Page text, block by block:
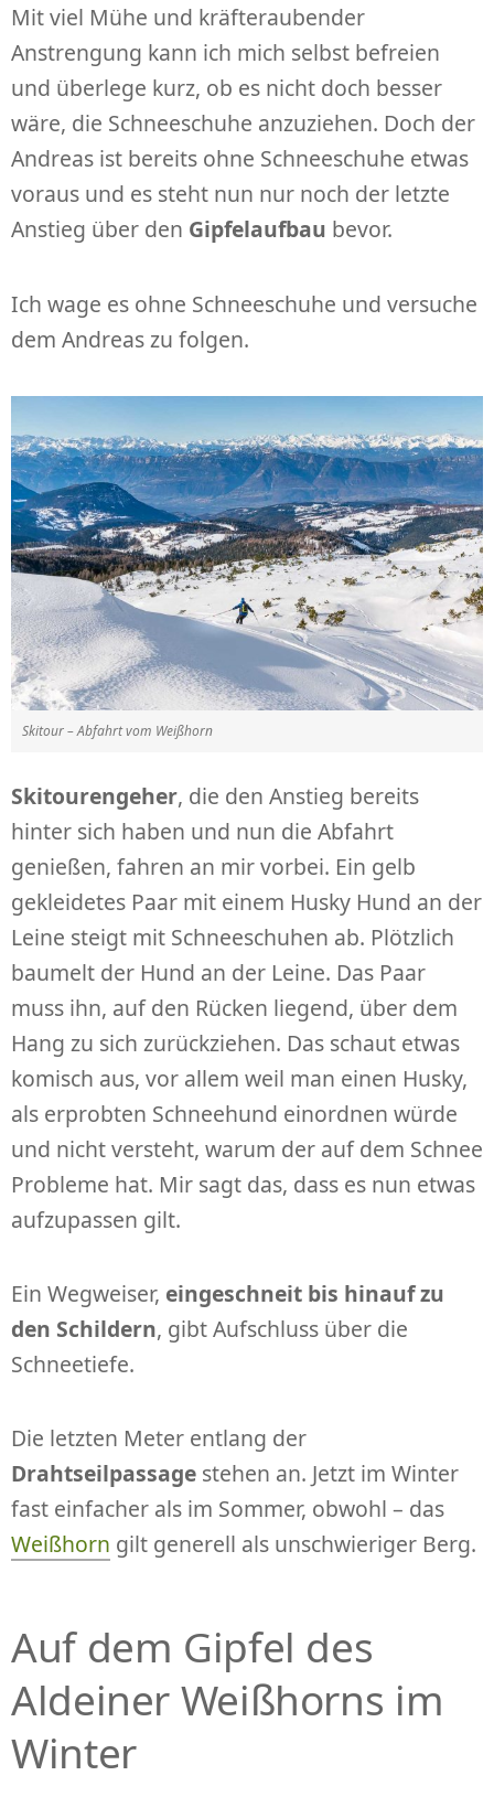
Mit viel Mühe und kräfteraubender
Anstrengung kann ich mich selbst befreien
und überlege kurz, ob es nicht doch besser
wäre, die Schneeschuhe anzuziehen. Doch der
Andreas ist bereits ohne Schneeschuhe etwas
voraus und es steht nun nur noch der letzte
Anstieg über den Gipfelaufbau bevor.
Ich wage es ohne Schneeschuhe und versuche
dem Andreas zu folgen.
Skitour – Abfahrt vom Weißhorn
Skitourengeher, die den Anstieg bereits
hinter sich haben und nun die Abfahrt
genießen, fahren an mir vorbei. Ein gelb
gekleidetes Paar mit einem Husky Hund an der
Leine steigt mit Schneeschuhen ab. Plötzlich
baumelt der Hund an der Leine. Das Paar
muss ihn, auf den Rücken liegend, über dem
Hang zu sich zurückziehen. Das schaut etwas
komisch aus, vor allem weil man einen Husky,
als erprobten Schneehund einordnen würde
und nicht versteht, warum der auf dem Schnee
Probleme hat. Mir sagt das, dass es nun etwas
aufzupassen gilt.
Ein Wegweiser, eingeschneit bis hinauf zu
den Schildern, gibt Aufschluss über die
Schneetiefe.
Die letzten Meter entlang der
Drahtseilpassage stehen an. Jetzt im Winter
fast einfacher als im Sommer, obwohl – das
Weißhorn gilt generell als unschwieriger Berg.
Auf dem Gipfel des
Aldeiner Weißhorns im
Winter